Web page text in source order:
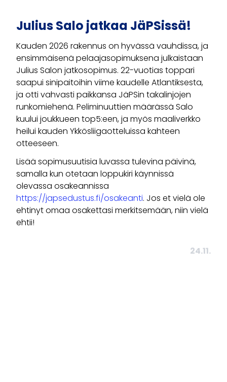
Julius Salo jatkaa JäPSissä!
Kauden 2026 rakennus on hyvässä vauhdissa, ja
ensimmäisenä pelaajasopimuksena julkaistaan
Julius Salon jatkosopimus. 22-vuotias toppari
saapui sinipaitoihin viime kaudelle Atlantiksesta,
ja otti vahvasti paikkansa JäPSin takalinjojen
runkomiehenä. Peliminuuttien määrässä Salo
kuului joukkueen top5:een, ja myös maaliverkko
heilui kauden Ykkösliigaotteluissa kahteen
otteeseen.
Lisää sopimusuutisia luvassa tulevina päivinä,
samalla kun otetaan loppukiri käynnissä
olevassa osakeannissa
https://japsedustus.fi/osakeanti. Jos et vielä ole
ehtinyt omaa osakettasi merkitsemään, niin vielä
ehtii!
24.11.